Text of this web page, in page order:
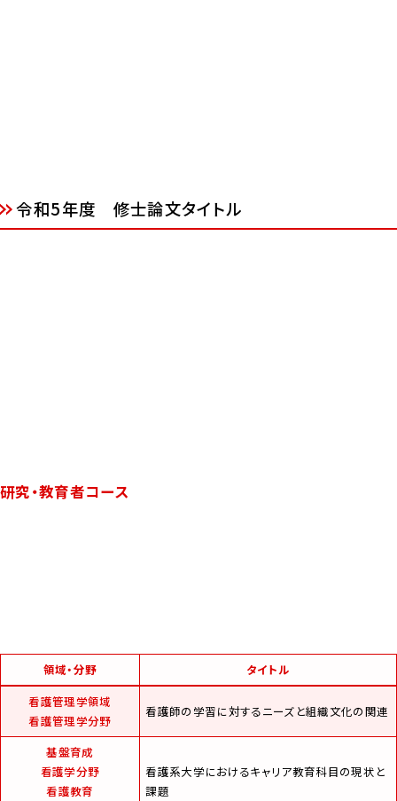
令和5年度 修士論文タイトル
研究・教育者コース
領域・分野
タイトル
看護管理学領域
看護管理学分野
看護師の学習に対するニーズと組織文化の関連
基盤育成
看護学分野
看護教育
看護系大学におけるキャリア教育科目の現状と
課題